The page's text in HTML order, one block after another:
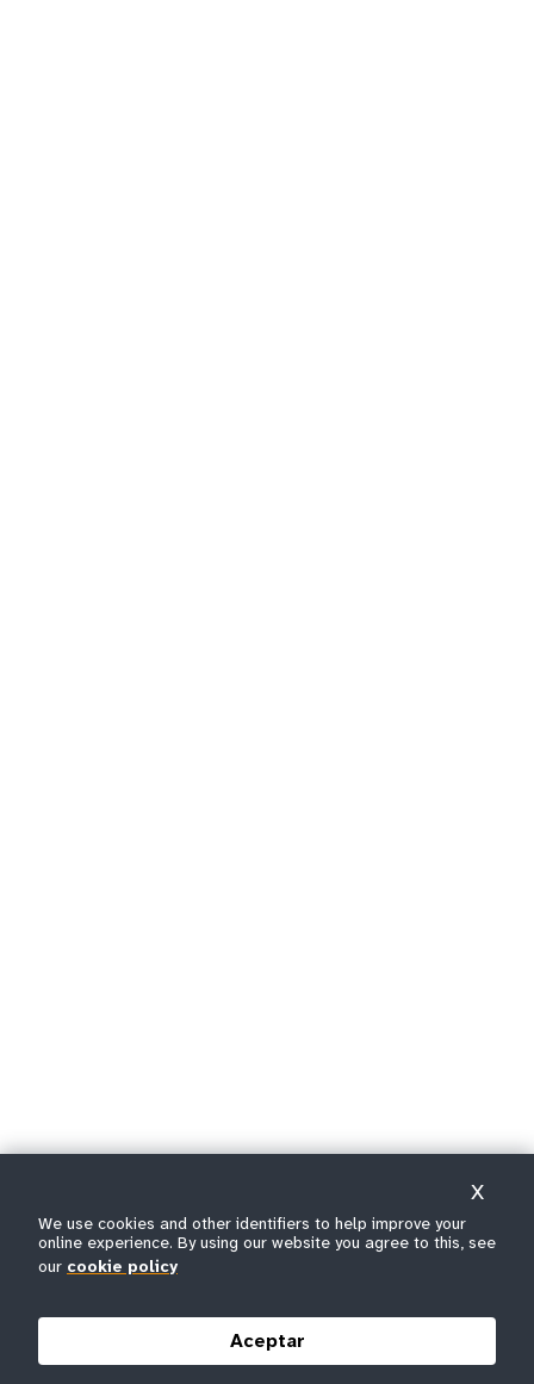
We use cookies and other identifiers to help improve your
online experience. By using our website you agree to this, see
our cookie policy
Aceptar
X